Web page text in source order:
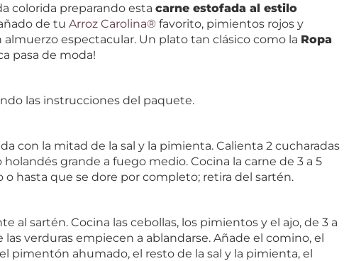
colorida preparando esta carne estofada al estilo
de tu Arroz Carolina® favorito, pimientos rojos y
almuerzo espectacular. Un plato tan clásico como la Ropa
pasa de moda!
las instrucciones del paquete.
con la mitad de la sal y la pimienta. Calienta 2 cucharadas
grande a fuego medio. Cocina la carne de 3 a 5
o hasta que se dore por completo; retira del sartén.
al sartén. Cocina las cebollas, los pimientos y el ajo, de 3 a
verduras empiecen a ablandarse. Añade el comino, el
pimentón ahumado, el resto de la sal y la pimienta, el